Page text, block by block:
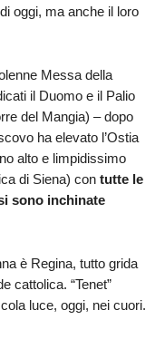
oggi, ma anche il loro
Messa della
il Duomo e il Palio
del Mangia) – dopo
ha elevato l’Ostia
alto e limpidissimo
di Siena) con tutte le
sono inchinate
è Regina, tutto grida
cattolica. “Tenet”
luce, oggi, nei cuori.